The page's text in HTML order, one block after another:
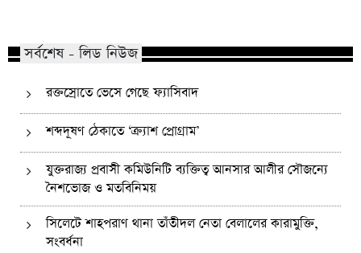
সর্বশেষ - লিড নিউজ
রক্তস্রোতে ভেসে গেছে ফ্যাসিবাদ
শব্দদূষণ ঠেকাতে ‘ক্র্যাশ প্রোগ্রাম’
যুক্তরাজ্য প্রবাসী কমিউনিটি ব্যক্তিত্ব আনসার আলীর সৌজন্যে
নৈশভোজ ও মতবিনিময়
সিলেটে শাহপরাণ থানা তাঁতীদল নেতা বেলালের কারামুক্তি,
সংবর্ধনা